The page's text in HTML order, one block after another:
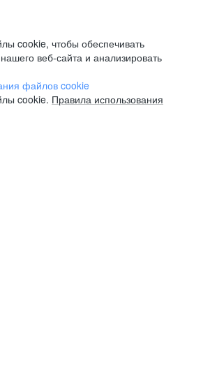
cookie, чтобы обеспечивать
веб-сайта и анализировать
файлов cookie
cookie. Правила использования